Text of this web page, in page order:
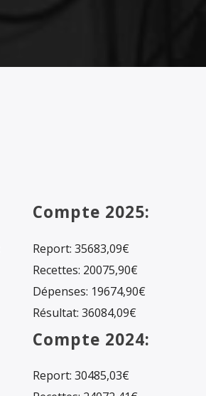
Compte 2025:
Report: 35683,09€
Recettes: 20075,90€
Dépenses: 19674,90€
Résultat: 36084,09€
Compte 2024:
Report: 30485,03€